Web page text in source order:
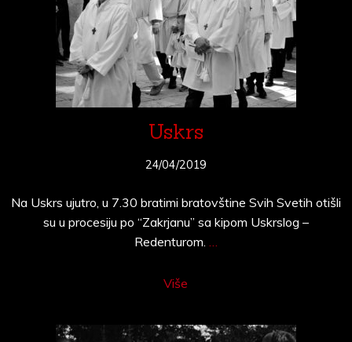
Uskrs
24/04/2019
Na Uskrs ujutro, u 7.30 bratimi bratovštine Svih Svetih otišli
su u procesiju po “Zakrjanu” sa kipom Uskrslog –
Redenturom.
Više